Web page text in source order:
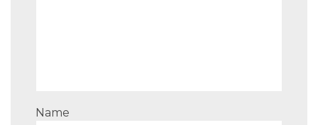
Name